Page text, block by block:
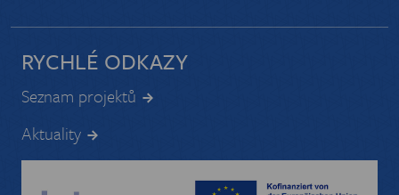
RYCHLÉ ODKAZY
Seznam projektů
Aktuality